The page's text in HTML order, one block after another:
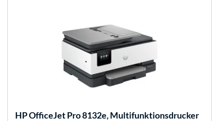
HPOfficeJet Pro 8132e, Multifunktionsdrucker